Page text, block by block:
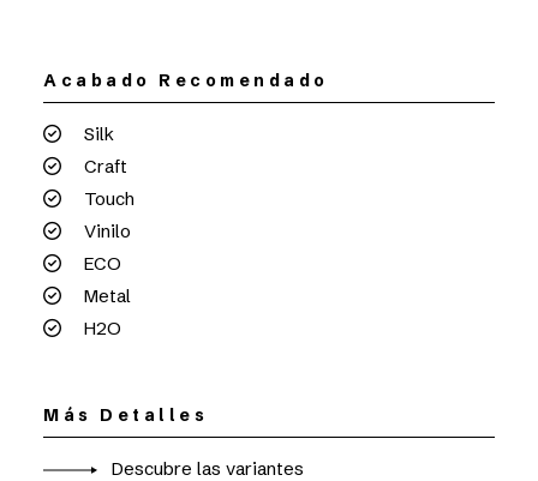
Acabado Recomendado
Silk
Craft
Touch
Vinilo
ECO
Metal
H2O
Más Detalles
Descubre las variantes